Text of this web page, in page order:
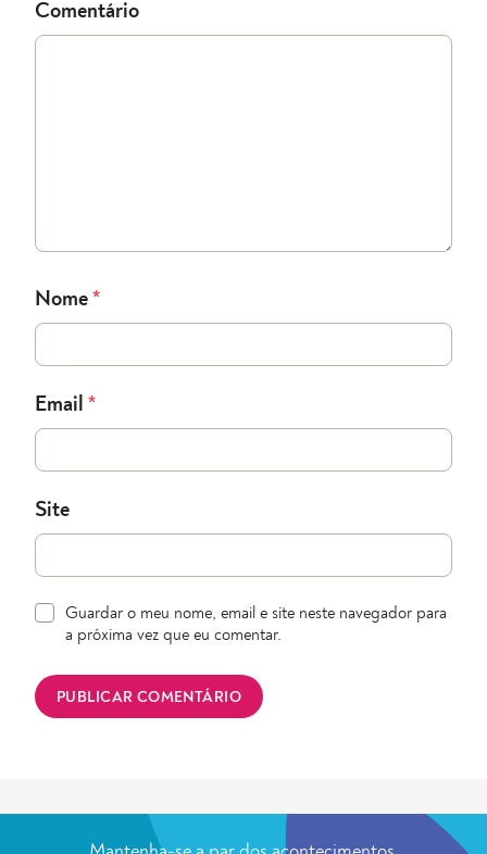
Comentário
Nome *
Email *
Site
Guardar o meu nome, email e site neste navegador para
a próxima vez que eu comentar.